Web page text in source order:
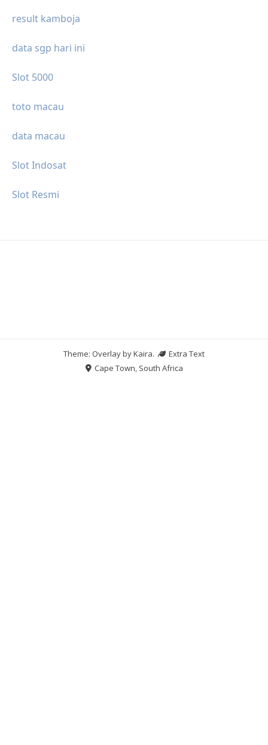
result kamboja
data sgp hari ini
Slot 5000
toto macau
data macau
Slot Indosat
Slot Resmi
Theme: Overlay byKaira.
Extra Text
Cape Town, South Africa